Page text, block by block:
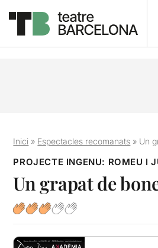
Inici » Espectacles recomanats » Un
PROJECTE INGENU: ROMEU I
Un grapat de